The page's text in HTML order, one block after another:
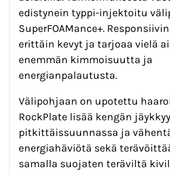
edistynein typpi-injektoitu
SuperFOAMance+.
erittäin kevyt ja tarjoaa vielä
enemmän kimmoisuutta ja
energianpalautusta.
Välipohjaan on upotettu
RockPlate lisää kengän
pitkittäissuunnassa ja
energiahäviötä sekä
samalla suojaten teräviltä